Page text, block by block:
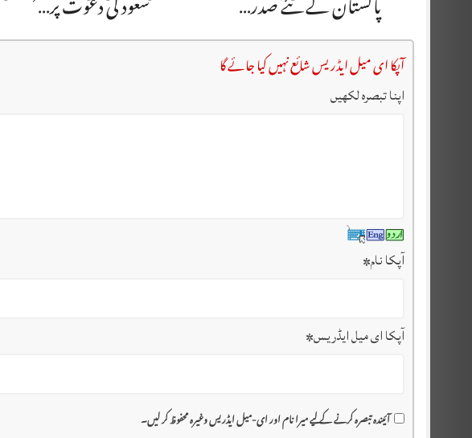
آپکا ای میل ایڈریس شائع نہیں کیا جائے گا
اپنا تبصرہ لکھیں
آپکا نام*
آپکا ای میل ایڈریس*
آئیندہ تبصرہ کرنے کے لیے میرا نام اور ای-میل ایڈریس وغیرہ محفوظ کر لیں۔